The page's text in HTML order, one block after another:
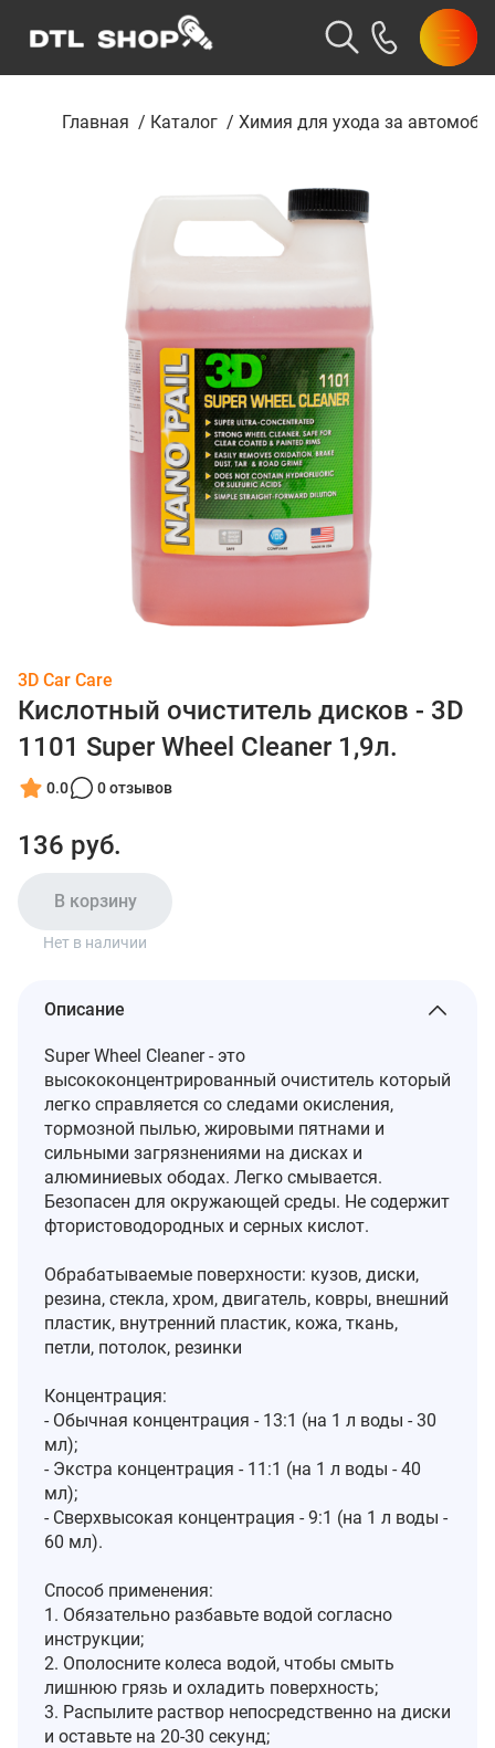
Главная / Каталог / Химия для ухода за
3D Car Care
Кислотный очиститель дисков - 3D
1101 Super Wheel Cleaner 1,9л.
0.0 0 отзывов
136 руб.
В корзину
Нет в наличии
Описание
Super Wheel Cleaner - это
высококонцентрированный очиститель который
легко справляется со следами окисления,
тормозной пылью, жировыми пятнами и
сильными загрязнениями на дисках и
алюминиевых ободах. Легко смывается.
Безопасен для окружающей среды. Не содержит
фтористоводородных и серных кислот.
Обрабатываемые поверхности: кузов, диски,
резина, стекла, хром, двигатель, ковры, внешний
пластик, внутренний пластик, кожа, ткань,
петли, потолок, резинки
Концентрация:
- Обычная концентрация - 13:1 (на 1 л воды - 30
мл);
- Экстра концентрация - 11:1 (на 1 л воды - 40
мл);
- Сверхвысокая концентрация - 9:1 (на 1 л воды -
60 мл).
Способ применения:
1. Обязательно разбавьте водой согласно
инструкции;
2. Ополосните колеса водой, чтобы смыть
лишнюю грязь и охладить поверхность;
3. Распылите раствор непосредственно на диски
и оставьте на 20-30 секунд;